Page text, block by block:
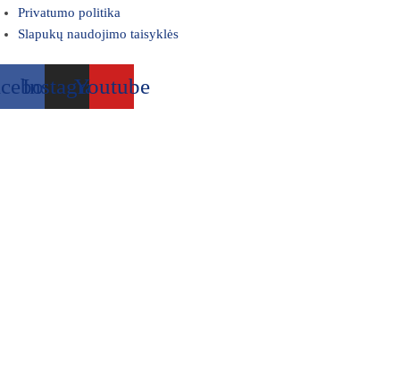
Privatumo politika
Slapukų naudojimo taisyklės
InstagramYoutube